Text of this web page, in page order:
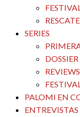
SERIES
DOSSIER
REVIEWS
PALOMI EN
ENTREVISTAS